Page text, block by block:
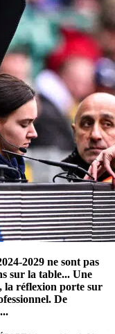
2029 ne sont pas
sur la table... Une
la réflexion porte sur
De